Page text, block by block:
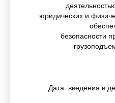
юридических и
безопасности
Дата введения в